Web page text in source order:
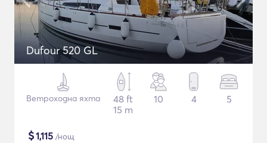
Dufour 520 GL
Ветроходна яхта
48 ft
15 m
10 4 5
$1,115 /нощ